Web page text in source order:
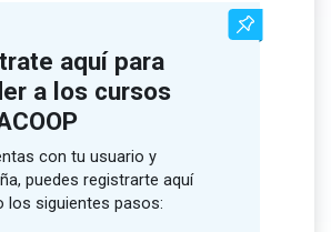
aquí para
a los cursos
con tu usuario y
puedes registrarte aquí
los siguientes pasos: